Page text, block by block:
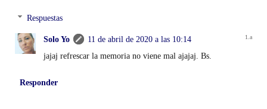
Respuestas
Solo Yo
11 de abril de 2020 a las 10:14
jajaj refrescar la memoria no viene mal ajajaj. Bs.
Responder